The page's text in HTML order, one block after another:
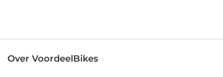
Over VoordeelBikes